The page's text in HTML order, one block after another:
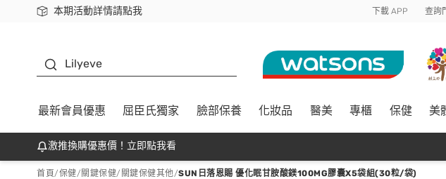
本期活動詳情請點我
下載app最高回饋$350 下載 APP 查詢
Lilyeve
最新會員優惠 屈臣氏獨家 臉部保養 化妝品 醫美 專櫃 保健 美
激推換購優惠價！立即點我看
首頁/保健/ 關鍵保健/ 關鍵保健其他/SUN日落恩賜 優化眠甘胺酸鎂100MG膠囊X5袋組(30粒/袋)